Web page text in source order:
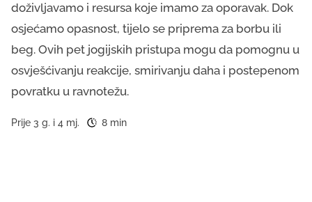
doživljavamo i resursa koje imamo za oporavak. Dok
osjećamo opasnost, tijelo se priprema za borbu ili
beg. Ovih pet jogijskih pristupa mogu da pomognu u
osvješćivanju reakcije, smirivanju daha i postepenom
povratku u ravnotežu.
Prije 3 g. i 4 mj. 8 min